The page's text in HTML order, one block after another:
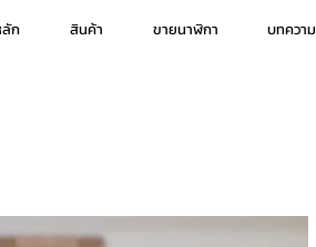
ก สินค้า ขายนาฬิกา บทความ